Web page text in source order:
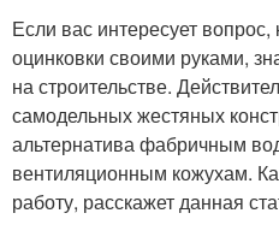
Если вас интересует вопрос,
оцинковки своими руками,
на строительстве.
самодельных жестяных
альтернатива фабричным
вентиляционным кожухам.
работу, расскажет данная